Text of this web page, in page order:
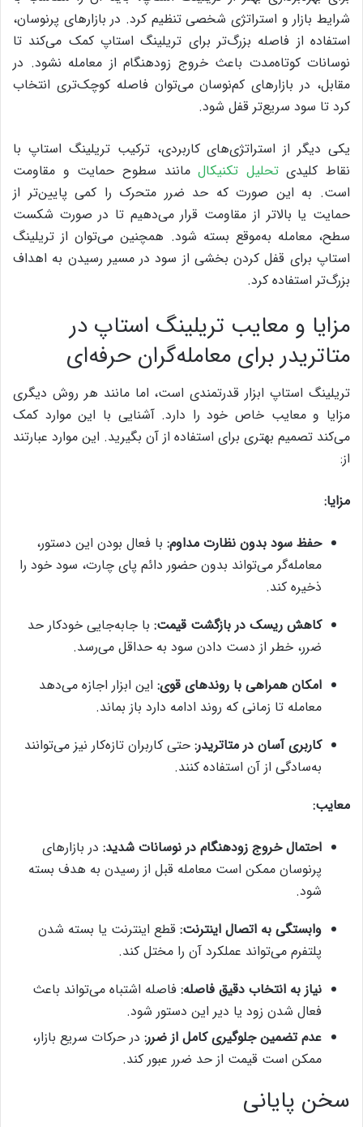
شرایط بازار و استراتژی شخصی تنظیم کرد. در بازارهای پرنوسان،
استفاده از فاصله بزرگ‌تر برای تریلینگ استاپ کمک می‌کند تا
نوسانات کوتاه‌مدت باعث خروج زودهنگام از معامله نشود. در
مقابل، در بازارهای کم‌نوسان می‌توان فاصله کوچک‌تری انتخاب
کرد تا سود سریع‌تر قفل شود.
یکی دیگر از استراتژی‌های کاربردی، ترکیب تریلینگ استاپ با
نقاط کلیدیتحلیل تکنیکالمانند سطوح حمایت و مقاومت
است. به این صورت که حد ضرر متحرک را کمی پایین‌تر از
حمایت یا بالاتر از مقاومت قرار می‌دهیم تا در صورت شکست
سطح، معامله به‌موقع بسته شود. همچنین می‌توان از تریلینگ
استاپ برای قفل کردن بخشی از سود در مسیر رسیدن به اهداف
بزرگ‌تر استفاده کرد.
مزایا و معایب تریلینگ استاپ در
متاتریدر برای معامله‌گران حرفه‌ای
تریلینگ استاپ ابزار قدرتمندی است، اما مانند هر روش دیگری
مزایا و معایب خاص خود را دارد. آشنایی با این موارد کمک
می‌کند تصمیم بهتری برای استفاده از آن بگیرید. این موارد عبارتند
از:
مزایا:
حفظ سود بدون نظارت مداوم: با فعال بودن این دستور،
معامله‌گر می‌تواند بدون حضور دائم پای چارت، سود خود را
ذخیره کند.
کاهش ریسک در بازگشت قیمت: با جابه‌جایی خودکار حد
ضرر، خطر از دست دادن سود به حداقل می‌رسد.
امکان همراهی با روندهای قوی: این ابزار اجازه می‌دهد
معامله تا زمانی که روند ادامه دارد باز بماند.
کاربری آسان در متاتریدر: حتی کاربران تازه‌کار نیز می‌توانند
به‌سادگی از آن استفاده کنند.
معایب:
احتمال خروج زودهنگام در نوسانات شدید: در بازارهای
پرنوسان ممکن است معامله قبل از رسیدن به هدف بسته
شود.
وابستگی به اتصال اینترنت: قطع اینترنت یا بسته شدن
پلتفرم می‌تواند عملکرد آن را مختل کند.
نیاز به انتخاب دقیق فاصله: فاصله اشتباه می‌تواند باعث
فعال شدن زود یا دیر این دستور شود.
عدم تضمین جلوگیری کامل از ضرر: در حرکات سریع بازار،
ممکن است قیمت از حد ضرر عبور کند.
سخن پایانی